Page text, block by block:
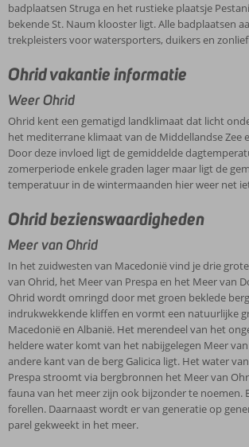
badplaatsen Struga en het rustieke plaatsje
bekende St. Naum klooster ligt. Alle badplaatsen
trekpleisters voor watersporters, duikers en
Ohrid vakantie informatie
Weer Ohrid
Ohrid kent een gematigd landklimaat dat licht
het mediterrane klimaat van de Middellandse Zee
Door deze invloed ligt de gemiddelde
zomerperiode enkele graden lager maar ligt de
temperatuur in de wintermaanden hier weer net
Ohrid bezienswaardigheden
Meer van Ohrid
In het zuidwesten van Macedonië vind je drie
van Ohrid, het Meer van Prespa en het Meer van
Ohrid wordt omringd door met groen beklede
indrukwekkende kliffen en vormt een natuurlijke
Macedonië en Albanië. Het merendeel van het
heldere water komt van het nabijgelegen Meer
andere kant van de berg Galicica ligt. Het water
Prespa stroomt via bergbronnen het Meer van
fauna van het meer zijn ook bijzonder te noemen.
forellen. Daarnaast wordt er van generatie op
parel gekweekt in het meer.